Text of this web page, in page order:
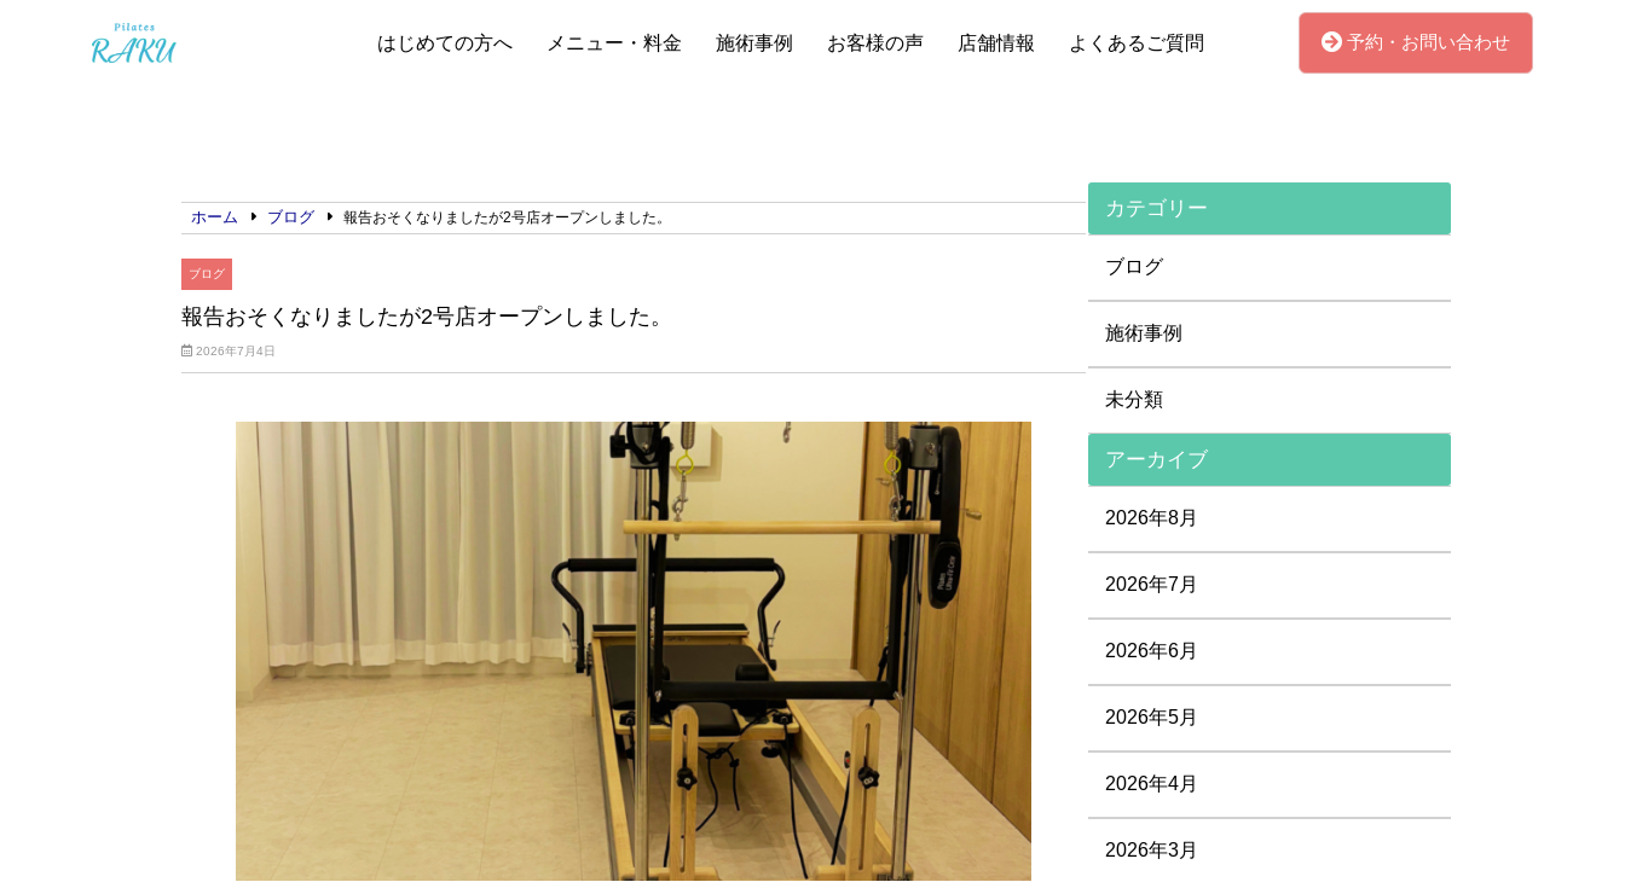
はじめての方へ メニュー・料金 施術事例 お客様の声 店舗情報 よくあるご質問 予約・お問い合わせ
ホーム ブログ 報告おそくなりましたが2号店オープンしました。
ブログ
報告おそくなりましたが2号店オープンしました。
2026年7月4日
カテゴリー
ブログ
施術事例
未分類
アーカイブ
2026年8月
2026年7月
2026年6月
2026年5月
2026年4月
2026年3月